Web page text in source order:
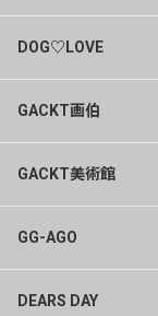
DOG♡LOVE
GACKT画伯
GACKT美術館
GG-AGO
DEARS DAY